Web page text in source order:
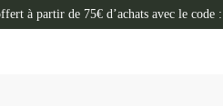
à partir de 75€ d’achats avec le